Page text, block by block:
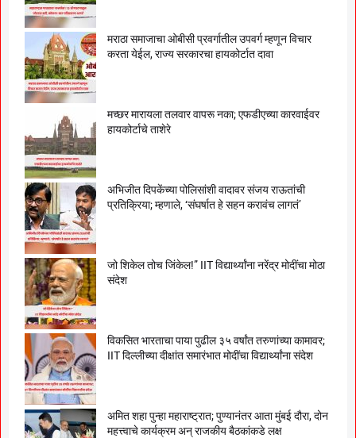
मराठा समाजाचा ओबीसी प्रवर्गातील उपवर्ग म्हणून विचार
करता येईल, राज्य सरकारचा हायकोर्टात दावा
मच्छर मारायला तलवार वापरू नका; एफडीएच्या कारवाईवर
हायकोर्टाचे ताशेरे
अभिजीत दिपकेंच्या पोलिसांशी वादावर संजय राऊतांची
प्रतिक्रिया; म्हणाले, ‘संघर्षात हे सहन करावंच लागतं’
जो शिकेल तोच जिंकेल!” IIT विद्यार्थ्यांना नरेंद्र मोदींचा मोठा
संदेश
विकसित भारताचा पाया पुढील ३५ वर्षांत तरुणांच्या कामावर;
IIT दिल्लीच्या दीक्षांत समारंभात मोदींचा विद्यार्थ्यांना संदेश
अमित शहा पुन्हा महाराष्ट्रात; पुण्यानंतर आता मुंबई दौरा, दोन
महत्त्वाचे कार्यक्रम अन् राजकीय बैठकांकडे लक्ष